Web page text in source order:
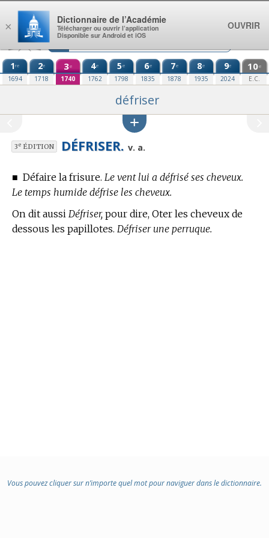
Aller au contenu
1re
1694
2e
1718
3e
1740
4e
1762
5e
1798
6e
1835
7e
1878
8e
1935
9e
2024
10e
E.C.
défriser
3eÉDITION DÉFRISER. v. a.
■ Défaire la frisure. Le vent lui a défrisé ses cheveux.
Le temps humide défrise les cheveux.
On dit aussi Défriser, pour dire, Oter les cheveux de
dessous les papillotes. Défriser une perruque.
Vous pouvez cliquer sur n’importe quel mot pour naviguer dans le dictionnaire.
×
Dictionnaire de l’Académie
Télécharger ou ouvrir l’application
Disponible sur Android et iOS
OUVRIR